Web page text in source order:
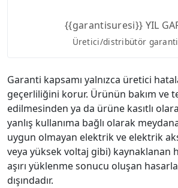
{{garantisuresi}} YIL
Üretici/distribütör
Garanti kapsamı yalnızca üretici
geçerliliğini korur. Ürünün bakım ve
edilmesinden ya da ürüne kasıtlı
yanlış kullanıma bağlı olarak
uygun olmayan elektrik ve elektrik
veya yüksek voltaj gibi) kaynaklanan
aşırı yüklenme sonucu oluşan
dışındadır.